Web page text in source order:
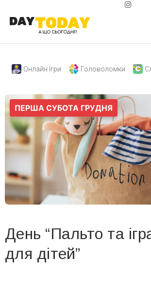
Онлайн Ігри Головоломки
День “Пальто та
для дітей”